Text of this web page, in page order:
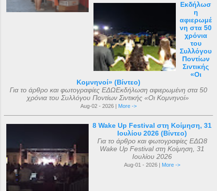
Εκδήλωσ
η
αφιερωμέ
νη στα 50
χρόνια
του
Συλλόγου
Ποντίων
Σιντικής
«Οι
Κομνηνοί» (Βίντεο)
Για το άρθρο και φωτογραφίες ΕΔΩΕκδήλωση αφιερωμένη στα 50
χρόνια του Συλλόγου Ποντίων Σιντικής «Οι Κομνηνοί»
Aug-02 - 2026 | More ->
8 Wake Up Festival στη Κοίμηση, 31
Ιουλίου 2026 (Βίντεο)
Για το άρθρο και φωτογραφίες ΕΔΩ8
Wake Up Festival στη Κοίμηση, 31
Ιουλίου 2026
Aug-01 - 2026 | More ->